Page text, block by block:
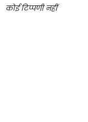
कोई टिप्पणी नहीं